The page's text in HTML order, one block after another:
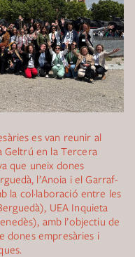
es van reunir al
Geltrú en la Tercera
que uneix dones
l’Anoia i el Garraf-
la col·laboració entre les
UEA Inquieta
amb l’objectiu de
dones empresàries i